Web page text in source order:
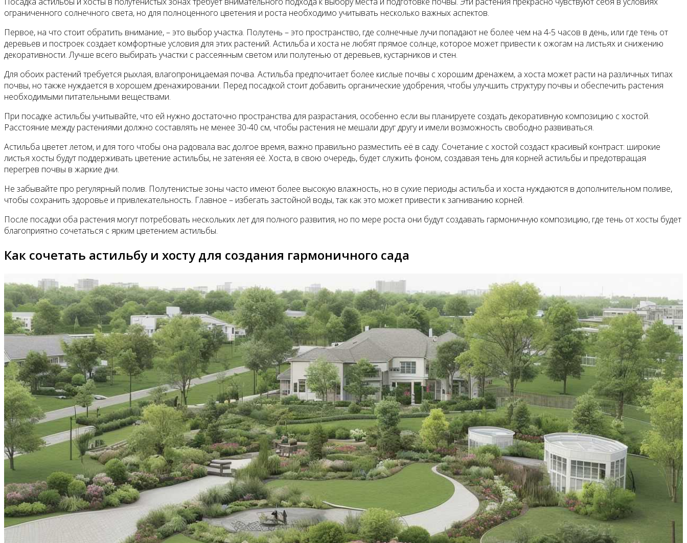
ограниченного солнечного света, но для полноценного цветения и роста необходимо учитывать несколько важных аспектов.
Первое, на что стоит обратить внимание, – это выбор участка. Полутень – это пространство, где солнечные лучи попадают не более чем на 4-5 часов в день, или где тень от
деревьев и построек создает комфортные условия для этих растений. Астильба и хоста не любят прямое солнце, которое может привести к ожогам на листьях и снижению
декоративности. Лучше всего выбирать участки с рассеянным светом или полутенью от деревьев, кустарников и стен.
Для обоих растений требуется рыхлая, влагопроницаемая почва. Астильба предпочитает более кислые почвы с хорошим дренажем, а хоста может расти на различных типах
почвы, но также нуждается в хорошем дренажировании. Перед посадкой стоит добавить органические удобрения, чтобы улучшить структуру почвы и обеспечить растения
необходимыми питательными веществами.
При посадке астильбы учитывайте, что ей нужно достаточно пространства для разрастания, особенно если вы планируете создать декоративную композицию с хостой.
Расстояние между растениями должно составлять не менее 30-40 см, чтобы растения не мешали друг другу и имели возможность свободно развиваться.
Астильба цветет летом, и для того чтобы она радовала вас долгое время, важно правильно разместить её в саду. Сочетание с хостой создаст красивый контраст: широкие
листья хосты будут поддерживать цветение астильбы, не затеняя её. Хоста, в свою очередь, будет служить фоном, создавая тень для корней астильбы и предотвращая
перегрев почвы в жаркие дни.
Не забывайте про регулярный полив. Полутенистые зоны часто имеют более высокую влажность, но в сухие периоды астильба и хоста нуждаются в дополнительном поливе,
чтобы сохранить здоровье и привлекательность. Главное – избегать застойной воды, так как это может привести к загниванию корней.
После посадки оба растения могут потребовать нескольких лет для полного развития, но по мере роста они будут создавать гармоничную композицию, где тень от хосты будет
благоприятно сочетаться с ярким цветением астильбы.
Как сочетать астильбу и хосту для создания гармоничного сада